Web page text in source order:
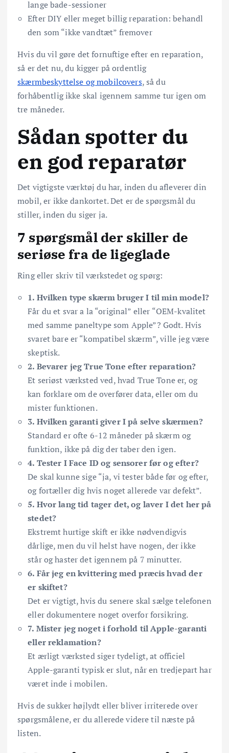
lange bade-sessioner
Efter DIY eller meget billig reparation: behandl
den som “ikke vandtæt” fremover
Hvis du vil gøre det fornuftige efter en reparation,
så er det nu, du kigger på ordentlig
skærmbeskyttelse og mobilcovers, så du
forhåbentlig ikke skal igennem samme tur igen om
tre måneder.
Sådan spotter du
en god reparatør
Det vigtigste værktøj du har, inden du afleverer din
mobil, er ikke dankortet. Det er de spørgsmål du
stiller, inden du siger ja.
7 spørgsmål der skiller de
seriøse fra de ligeglade
Ring eller skriv til værkstedet og spørg:
1. Hvilken type skærm bruger I til min model?
Får du et svar a la “original” eller “OEM-kvalitet
med samme paneltype som Apple”? Godt. Hvis
svaret bare er “kompatibel skærm”, ville jeg være
skeptisk.
2. Bevarer jeg True Tone efter reparation?
Et seriøst værksted ved, hvad True Tone er, og
kan forklare om de overfører data, eller om du
mister funktionen.
3. Hvilken garanti giver I på selve skærmen?
Standard er ofte 6-12 måneder på skærm og
funktion, ikke på dig der taber den igen.
4. Tester I Face ID og sensorer før og efter?
De skal kunne sige “ja, vi tester både før og efter,
og fortæller dig hvis noget allerede var defekt”.
5. Hvor lang tid tager det, og laver I det her på
stedet?
Ekstremt hurtige skift er ikke nødvendigvis
dårlige, men du vil helst have nogen, der ikke
står og haster det igennem på 7 minutter.
6. Får jeg en kvittering med præcis hvad der
er skiftet?
Det er vigtigt, hvis du senere skal sælge telefonen
eller dokumentere noget overfor forsikring.
7. Mister jeg noget i forhold til Apple-garanti
eller reklamation?
Et ærligt værksted siger tydeligt, at officiel
Apple-garanti typisk er slut, når en tredjepart har
været inde i mobilen.
Hvis de sukker højlydt eller bliver irriterede over
spørgsmålene, er du allerede videre til næste på
listen.